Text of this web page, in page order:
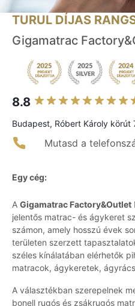
TURUL DÍJAS
Gigamatrac
8.8
Budapest, Róbert Károly körút
Mutasd a
Egy cég:
A Gigamatrac Factory&Outlet
jelentős matrac- és ágykeret
számon, amely hosszú évek
területen szerzett
széles kínálatában elérhetők
matracok, ágykeretek,
A választékban szerepelnek
bonell rugós és zsákrugós